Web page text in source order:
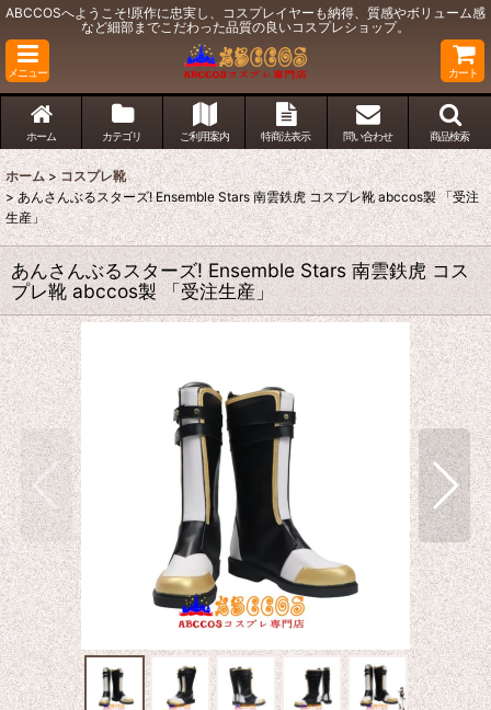
ABCCOSへようこそ!原作に忠実し、コスプレイヤーも納得、質感やボリューム感
など細部までこだわった品質の良いコスプレショップ。
メニュー カート
ホーム カテゴリ ご利用案内 特商法表示 問い合わせ 商品検索
ホーム > コスプレ靴
> あんさんぶるスターズ! Ensemble Stars 南雲鉄虎 コスプレ靴 abccos製 「受注
生産」
あんさんぶるスターズ! Ensemble Stars 南雲鉄虎 コス
プレ靴 abccos製 「受注生産」